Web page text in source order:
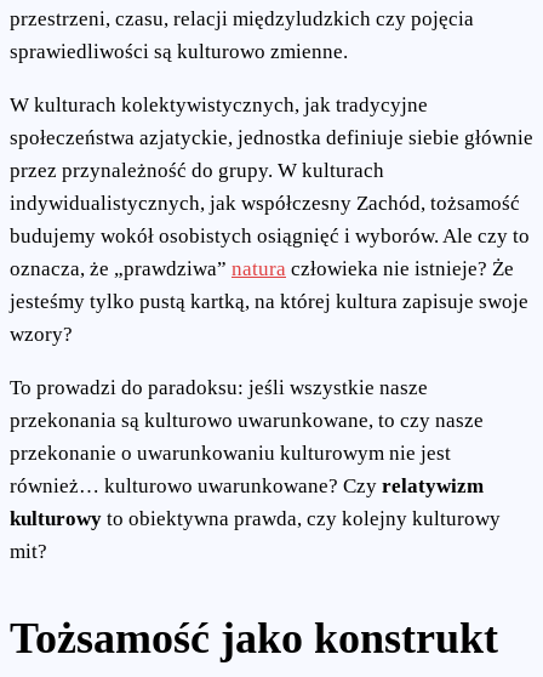
przestrzeni, czasu, relacji międzyludzkich czy pojęcia
sprawiedliwości są kulturowo zmienne.
W kulturach kolektywistycznych, jak tradycyjne
społeczeństwa azjatyckie, jednostka definiuje siebie głównie
przez przynależność do grupy. W kulturach
indywidualistycznych, jak współczesny Zachód, tożsamość
budujemy wokół osobistych osiągnięć i wyborów. Ale czy to
oznacza, że „prawdziwa” natura człowieka nie istnieje? Że
jesteśmy tylko pustą kartką, na której kultura zapisuje swoje
wzory?
To prowadzi do paradoksu: jeśli wszystkie nasze
przekonania są kulturowo uwarunkowane, to czy nasze
przekonanie o uwarunkowaniu kulturowym nie jest
również… kulturowo uwarunkowane? Czy relatywizm
kulturowy to obiektywna prawda, czy kolejny kulturowy
mit?
Tożsamość jako konstrukt